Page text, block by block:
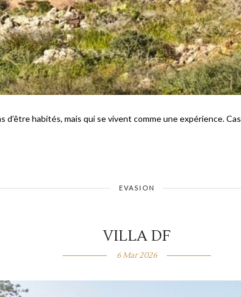
habités, mais qui se vivent comme une expérience.
EVASION
VILLA DF
6 Mar 2026